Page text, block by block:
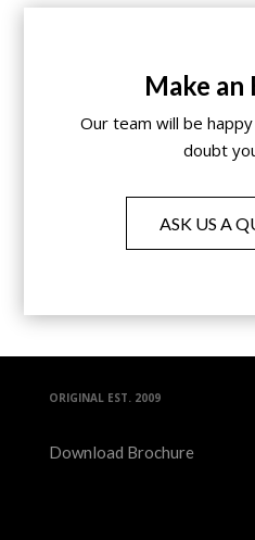
Make an
Our team will be
doubt
ASK US A
ORIGINAL EST. 2009
Download Brochure